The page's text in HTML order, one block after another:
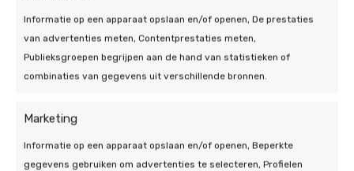
Informatie op een apparaat opslaan en/of openen, De prestaties
van advertenties meten, Contentprestaties meten,
Publieksgroepen begrijpen aan de hand van statistieken of
combinaties van gegevens uit verschillende bronnen.
Marketing
Informatie op een apparaat opslaan en/of openen, Beperkte
gegevens gebruiken om advertenties te selecteren, Profielen